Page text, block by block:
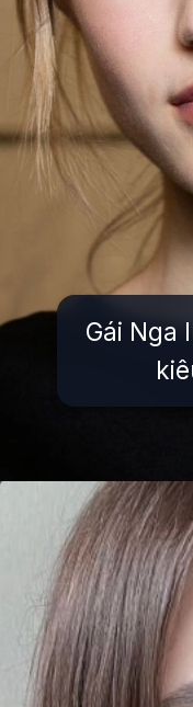
Gái Nga
Đang mởhttps://